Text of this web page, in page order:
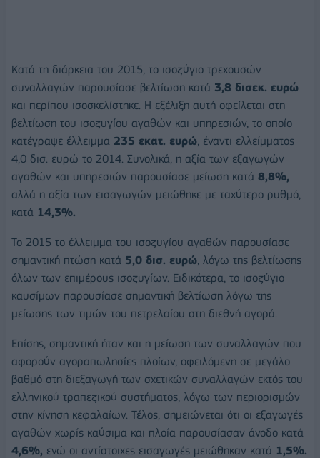
Κατά τη διάρκεια του 2015, το ισοζύγιο τρεχουσών
συναλλαγών παρουσίασε βελτίωση κατά 3,8 δισεκ. ευρώ
και περίπου ισοσκελίστηκε. Η εξέλιξη αυτή οφείλεται στη
βελτίωση του ισοζυγίου αγαθών και υπηρεσιών, το οποίο
κατέγραψε έλλειμμα 235 εκατ. ευρώ, έναντι ελλείμματος
4,0 δισ. ευρώ το 2014. Συνολικά, η αξία των εξαγωγών
αγαθών και υπηρεσιών παρουσίασε μείωση κατά 8,8%,
αλλά η αξία των εισαγωγών μειώθηκε με ταχύτερο ρυθμό,
κατά 14,3%.
Το 2015 το έλλειμμα του ισοζυγίου αγαθών παρουσίασε
σημαντική πτώση κατά 5,0 δισ. ευρώ , λόγω της βελτίωσης
όλων των επιμέρους ισοζυγίων. Ειδικότερα, το ισοζύγιο
καυσίμων παρουσίασε σημαντική βελτίωση λόγω της
μείωσης των τιμών του πετρελαίου στη διεθνή αγορά.
Επίσης, σημαντική ήταν και η μείωση των συναλλαγών που
αφορούν αγοραπωλησίες πλοίων, οφειλόμενη σε μεγάλο
βαθμό στη διεξαγωγή των σχετικών συναλλαγών εκτός του
ελληνικού τραπεζικού συστήματος, λόγω των περιορισμών
στην κίνηση κεφαλαίων. Τέλος, σημειώνεται ότι οι εξαγωγές
αγαθών χωρίς καύσιμα και πλοία παρουσίασαν άνοδο κατά
4,6%, ενώ οι αντίστοιχες εισαγωγές μειώθηκαν κατά 1,5%.